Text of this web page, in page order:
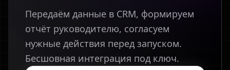
Передаём данные в CRM, формируем
отчёт руководителю, согласуем
нужные действия перед запуском.
Бесшовная интеграция под ключ.